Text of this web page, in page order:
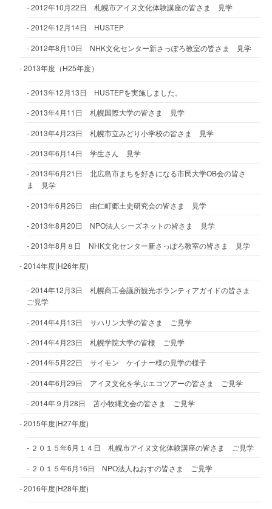
2012年10月22日 札幌市アイヌ文化体験講座の皆さま 見学
2012年12月14日 HUSTEP
2012年8月10日 NHK文化センター新さっぽろ教室の皆さま 見学
2013年度（H25年度）
2013年12月13日 HUSTEPを実施しました。
2013年4月11日 札幌国際大学の皆さま 見学
2013年4月23日 札幌市立みどり小学校の皆さま 見学
2013年6月14日 学生さん 見学
2013年6月21日 北広島市まちを好きになる市民大学OB会の皆さ
ま 見学
2013年6月26日 由仁町郷土史研究会の皆さま 見学
2013年8月20日 NPO法人シーズネットの皆さま 見学
2013年8月８日 NHK文化センター新さっぽろ教室の皆さま 見学
2014年度(H26年度)
2014年12月3日 札幌商工会議所観光ボランティアガイドの皆さま
ご見学
2014年4月13日 サハリン大学の皆さま ご見学
2014年4月23日 札幌学院大学の皆様 ご見学
2014年5月22日 サイモン ケイナー様の見学の様子
2014年6月29日 アイヌ文化を学ぶエコツアーの皆さま ご見学
2014年９月28日 苫小牧縄文会の皆さま ご見学
2015年度(H27年度)
２０１５年6月１４日 札幌市アイヌ文化体験講座の皆さま ご見学
２０１５年6月16日 NPO法人ねおすの皆さま ご見学
2016年度(H28年度)